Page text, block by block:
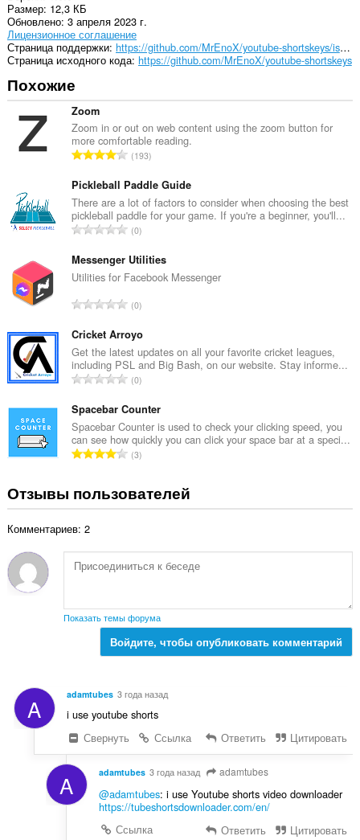
Размер 12,3 КБ
Обновлено 3 апреля 2023 г.
Лицензионное соглашение
Страница поддержки
https://github.com/MrEnoX/youtube-shortskeys/issues
Страница исходного кода https://github.com/MrEnoX/youtube-shortskeys
Похожие
Zoom
Zoom in or out on web content using the zoom button for
more comfortable reading.
В
е
г
о
о
е
н
о
к
:
193
Pickleball Paddle Guide
There are a lot of factors to consider when choosing the best
pickleball paddle for your game. If you're a beginner, you'll...
В
е
г
о
е
н
о
к
:
0
Messenger Utilities
Utilities for Facebook Messenger
В
е
г
о
о
е
н
о
к
0
Cricket Arroyo
Get the latest updates on all your favorite cricket leagues,
including PSL and Big Bash, on our website. Stay informe...
В
е
г
о
о
е
н
:
0
Spacebar Counter
Spacebar Counter is used to check your clicking speed, you
can see how quickly you can click your space bar at a speci...
В
г
ц
е
к
:
3
Отзывы пользователей
Комментариев: 2
Показать темы форума
Войдите, чтобы опубликовать комментарий
A adamtubes 3 года назад
i use youtube shorts
Свернуть
Ссылка Ответить Цитировать
A adamtubes 3 года назад adamtubes
@adamtubes: i use Youtube shorts video downloader
https://tubeshortsdownloader.com/en/
Ссылка
Ответить Цитировать